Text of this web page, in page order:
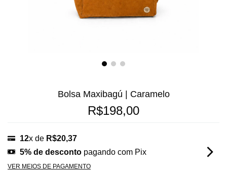
Bolsa Maxibagú | Caramelo
R$198,00
12x de R$20,37
5% de desconto pagando com Pix
VER MEIOS DE PAGAMENTO